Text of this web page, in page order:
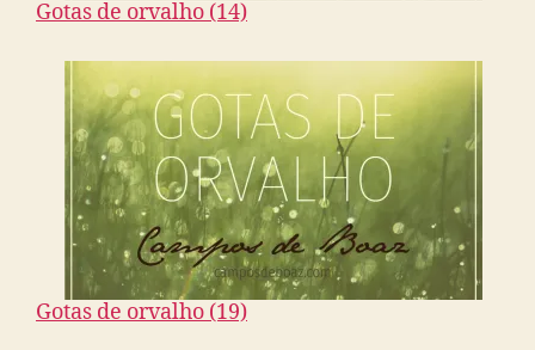
Gotas de orvalho (14)
Gotas de orvalho (19)